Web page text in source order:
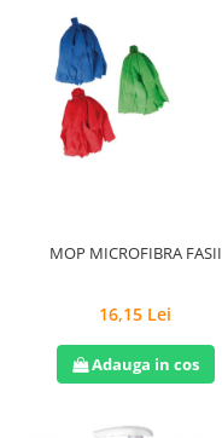
MOP MICROFIBRA FASII
16,15 Lei
Adauga in cos